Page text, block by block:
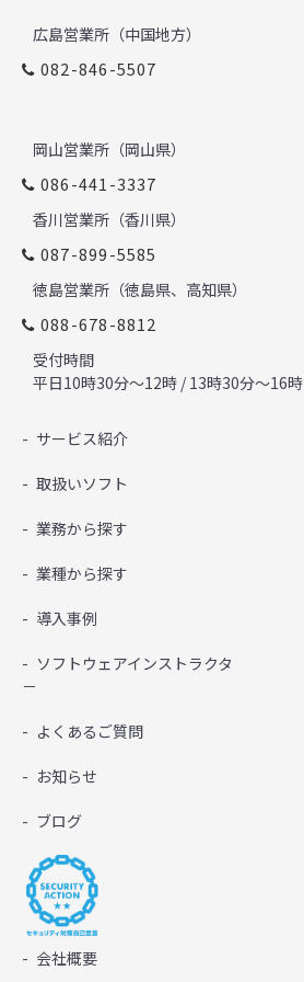
広島営業所（中国地方）
082-846-5507
岡山営業所（岡山県）
086-441-3337
香川営業所（香川県）
087-899-5585
徳島営業所（徳島県、高知県）
088-678-8812
受付時間
平日10時30分～12時 / 13時30分～16時
サービス紹介
取扱いソフト
業務から探す
業種から探す
導入事例
ソフトウェアインストラクタ
－
よくあるご質問
お知らせ
ブログ
会社概要